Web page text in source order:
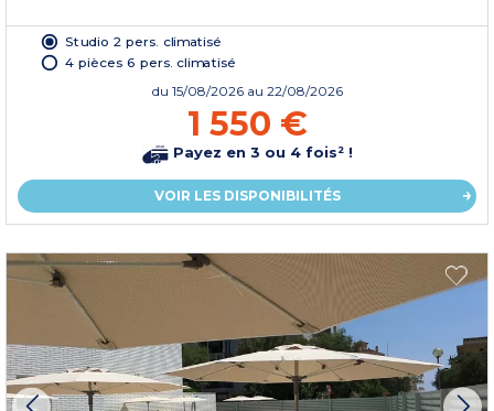
Studio 2 pers. climatisé
4 pièces 6 pers. climatisé
du 15/08/2026 au 22/08/2026
1 550 €
Payez en 3 ou 4 fois² !
VOIR LES DISPONIBILITÉS